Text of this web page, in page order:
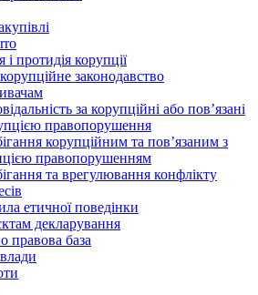
і протидія корупції
законодавство
за корупційні або пов’язані
правопорушення
корупційним та пов’язаним з
правопорушенням
та врегулювання конфлікту
етичної поведінки
декларування
правова база